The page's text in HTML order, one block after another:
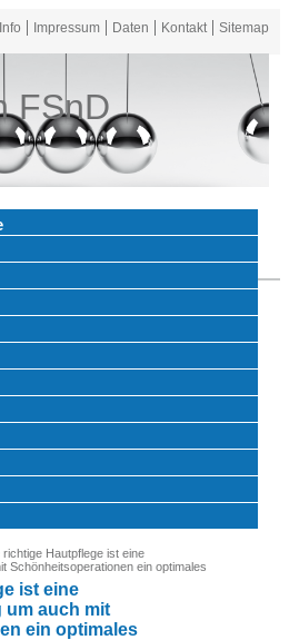
Info Impressum Daten Kontakt Sitemap
FSnD
richtige Hautpflege ist eine
Schönheitsoperationen ein optimales
ist eine
um auch mit
ein optimales